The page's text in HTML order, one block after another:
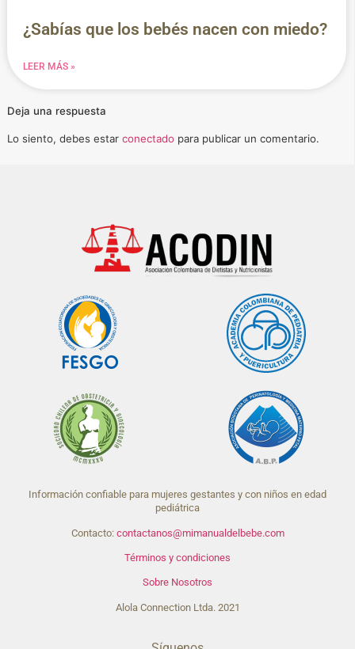
¿Sabías que los bebés nacen con miedo?
LEER MÁS »
Deja una respuesta
Lo siento, debes estar conectado para publicar un comentario.
Información confiable para mujeres gestantes y con niños en edad
pediátrica
Contacto: contactanos@mimanualdelbebe.com
Términos y condiciones
Sobre Nosotros
Alola Connection Ltda. 2021